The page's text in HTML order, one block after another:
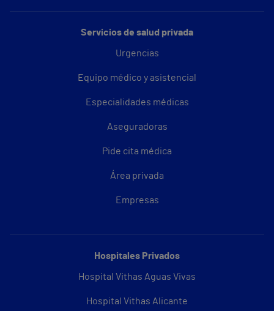
Servicios de salud privada
Urgencias
Equipo médico y asistencial
Especialidades médicas
Aseguradoras
Pide cita médica
Área privada
Empresas
Hospitales Privados
Hospital Vithas Aguas Vivas
Hospital Vithas Alicante